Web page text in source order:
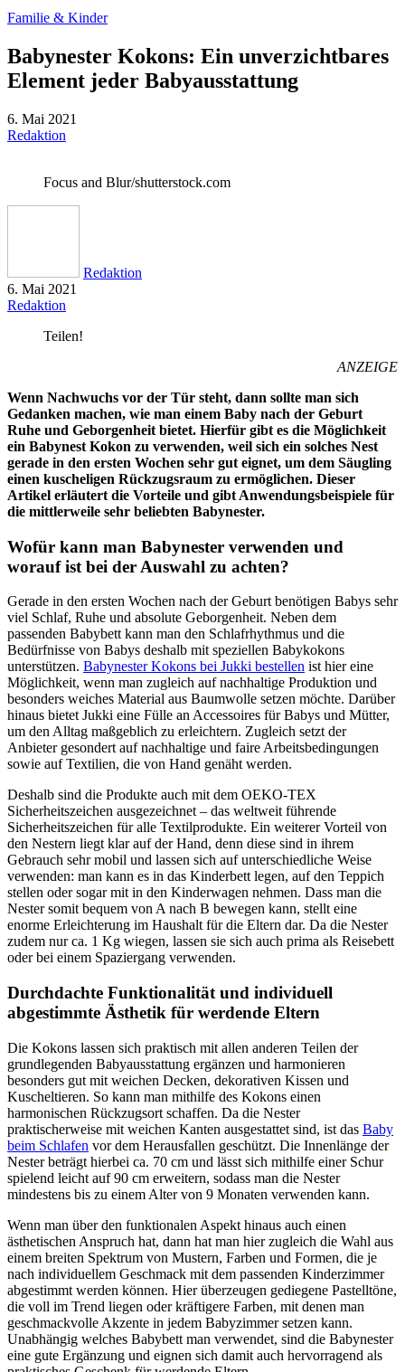
Familie & Kinder
Babynester Kokons: Ein unverzichtbares
Element jeder Babyausstattung
6. Mai 2021
Redaktion
Focus and Blur/shutterstock.com
Redaktion
6. Mai 2021
Redaktion
Teilen!
ANZEIGE
Wenn Nachwuchs vor der Tür steht, dann sollte man sich
Gedanken machen, wie man einem Baby nach der Geburt
Ruhe und Geborgenheit bietet. Hierfür gibt es die Möglichkeit
ein Babynest Kokon zu verwenden, weil sich ein solches Nest
gerade in den ersten Wochen sehr gut eignet, um dem Säugling
einen kuscheligen Rückzugsraum zu ermöglichen. Dieser
Artikel erläutert die Vorteile und gibt Anwendungsbeispiele für
die mittlerweile sehr beliebten Babynester.
Wofür kann man Babynester verwenden und
worauf ist bei der Auswahl zu achten?
Gerade in den ersten Wochen nach der Geburt benötigen Babys sehr
viel Schlaf, Ruhe und absolute Geborgenheit. Neben dem
passenden Babybett kann man den Schlafrhythmus und die
Bedürfnisse von Babys deshalb mit speziellen Babykokons
unterstützen. Babynester Kokons bei Jukki bestellen ist hier eine
Möglichkeit, wenn man zugleich auf nachhaltige Produktion und
besonders weiches Material aus Baumwolle setzen möchte. Darüber
hinaus bietet Jukki eine Fülle an Accessoires für Babys und Mütter,
um den Alltag maßgeblich zu erleichtern. Zugleich setzt der
Anbieter gesondert auf nachhaltige und faire Arbeitsbedingungen
sowie auf Textilien, die von Hand genäht werden.
Deshalb sind die Produkte auch mit dem OEKO-TEX
Sicherheitszeichen ausgezeichnet – das weltweit führende
Sicherheitszeichen für alle Textilprodukte. Ein weiterer Vorteil von
den Nestern liegt klar auf der Hand, denn diese sind in ihrem
Gebrauch sehr mobil und lassen sich auf unterschiedliche Weise
verwenden: man kann es in das Kinderbett legen, auf den Teppich
stellen oder sogar mit in den Kinderwagen nehmen. Dass man die
Nester somit bequem von A nach B bewegen kann, stellt eine
enorme Erleichterung im Haushalt für die Eltern dar. Da die Nester
zudem nur ca. 1 Kg wiegen, lassen sie sich auch prima als Reisebett
oder bei einem Spaziergang verwenden.
Durchdachte Funktionalität und individuell
abgestimmte Ästhetik für werdende Eltern
Die Kokons lassen sich praktisch mit allen anderen Teilen der
grundlegenden Babyausstattung ergänzen und harmonieren
besonders gut mit weichen Decken, dekorativen Kissen und
Kuscheltieren. So kann man mithilfe des Kokons einen
harmonischen Rückzugsort schaffen. Da die Nester
praktischerweise mit weichen Kanten ausgestattet sind, ist das Baby
beim Schlafen vor dem Herausfallen geschützt. Die Innenlänge der
Nester beträgt hierbei ca. 70 cm und lässt sich mithilfe einer Schur
spielend leicht auf 90 cm erweitern, sodass man die Nester
mindestens bis zu einem Alter von 9 Monaten verwenden kann.
Wenn man über den funktionalen Aspekt hinaus auch einen
ästhetischen Anspruch hat, dann hat man hier zugleich die Wahl aus
einem breiten Spektrum von Mustern, Farben und Formen, die je
nach individuellem Geschmack mit dem passenden Kinderzimmer
abgestimmt werden können. Hier überzeugen gediegene Pastelltöne,
die voll im Trend liegen oder kräftigere Farben, mit denen man
geschmackvolle Akzente in jedem Babyzimmer setzen kann.
Unabhängig welches Babybett man verwendet, sind die Babynester
eine gute Ergänzung und eignen sich damit auch hervorragend als